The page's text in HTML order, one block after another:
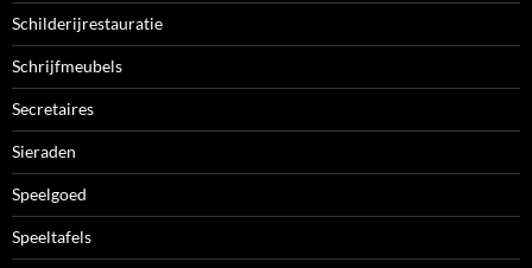
Schilderijrestauratie
Schrijfmeubels
Secretaires
Sieraden
Speelgoed
Speeltafels